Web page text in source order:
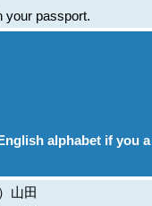
your passport.
alphabet if you a
山田